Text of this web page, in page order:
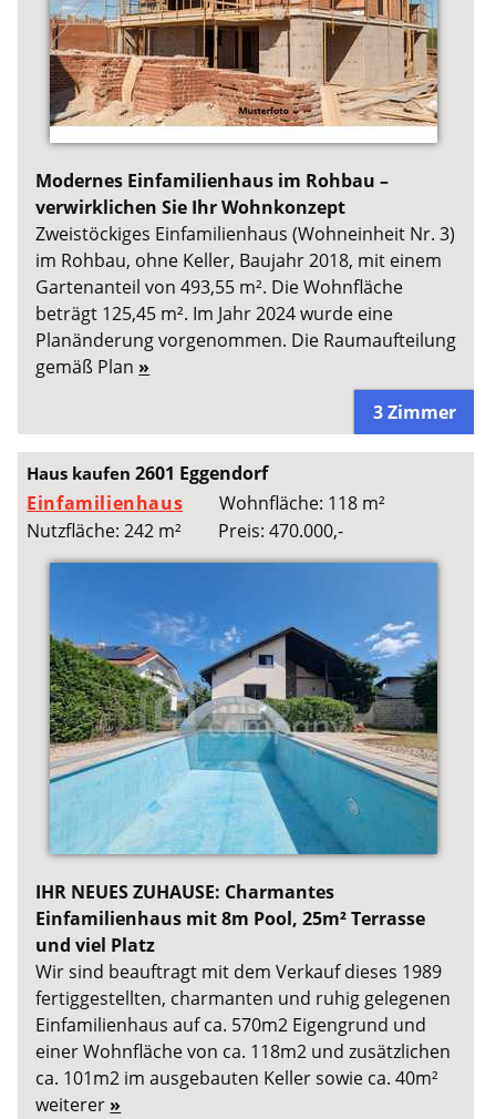
Modernes Einfamilienhaus im Rohbau –
verwirklichen Sie Ihr Wohnkonzept
Zweistöckiges Einfamilienhaus (Wohneinheit Nr. 3)
im Rohbau, ohne Keller, Baujahr 2018, mit einem
Gartenanteil von 493,55 m². Die Wohnfläche
beträgt 125,45 m². Im Jahr 2024 wurde eine
Planänderung vorgenommen. Die Raumaufteilung
gemäß Plan »
3 Zimmer
Haus kaufen2601 Eggendorf
Einfamilienhaus
Wohnfläche: 118 m²
Nutzfläche: 242 m²
Preis: 470.000,-
IHR NEUES ZUHAUSE: Charmantes
Einfamilienhaus mit 8m Pool, 25m² Terrasse
und viel Platz
Wir sind beauftragt mit dem Verkauf dieses 1989
fertiggestellten, charmanten und ruhig gelegenen
Einfamilienhaus auf ca. 570m2 Eigengrund und
einer Wohnfläche von ca. 118m2 und zusätzlichen
ca. 101m2 im ausgebauten Keller sowie ca. 40m²
weiterer »